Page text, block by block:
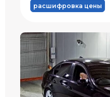
расшифровка цены